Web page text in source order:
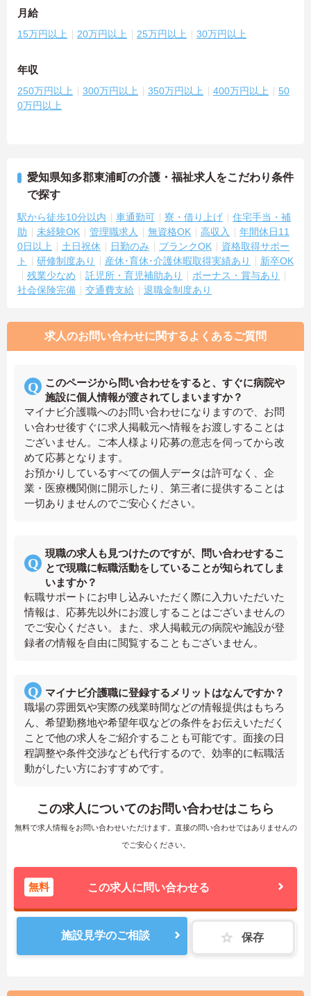
月給
15万円以上 20万円以上 25万円以上 30万円以上
年収
250万円以上 300万円以上 350万円以上 400万円以上
50
0万円以上
愛知県知多郡東浦町の介護・福祉求人をこだわり条件
で探す
駅から徒歩10分以内 車通勤可 寮・借り上げ
住宅手当・補
助
未経験OK 管理職求人 無資格OK 高収入
年間休日11
0日以上
土日祝休 日勤のみ ブランクOK
資格取得サポー
ト
研修制度あり 産休･育休･介護休暇取得実績あり
新卒OK
残業少なめ
託児所・育児補助あり
ボーナス・賞与あり
社会保険完備
交通費支給 退職金制度あり
求人のお問い合わせに関するよくあるご質問
このページから問い合わせをすると、すぐに病院や
施設に個人情報が渡されてしまいますか？
マイナビ介護職へのお問い合わせになりますので、お問
い合わせ後すぐに求人掲載元へ情報をお渡しすることは
ございません。ご本人様より応募の意志を伺ってから改
めて応募となります。
お預かりしているすべての個人データは許可なく、企
業・医療機関側に開示したり、第三者に提供することは
一切ありませんのでご安心ください。
現職の求人も見つけたのですが、問い合わせするこ
とで現職に転職活動をしていることが知られてしま
いますか？
転職サポートにお申し込みいただく際に入力いただいた
情報は、応募先以外にお渡しすることはございませんの
でご安心ください。また、求人掲載元の病院や施設が登
録者の情報を自由に閲覧することもございません。
マイナビ介護職に登録するメリットはなんですか？
職場の雰囲気や実際の残業時間などの情報提供はもちろ
ん、希望勤務地や希望年収などの条件をお伝えいただく
ことで他の求人をご紹介することも可能です。面接の日
程調整や条件交渉なども代行するので、効率的に転職活
動がしたい方におすすめです。
この求人についてのお問い合わせはこちら
無料で求人情報をお問い合わせいただけます。直接の問い合わせではありませんの
でご安心ください。
無料 この求人に問い合わせる
施設見学のご相談 保存